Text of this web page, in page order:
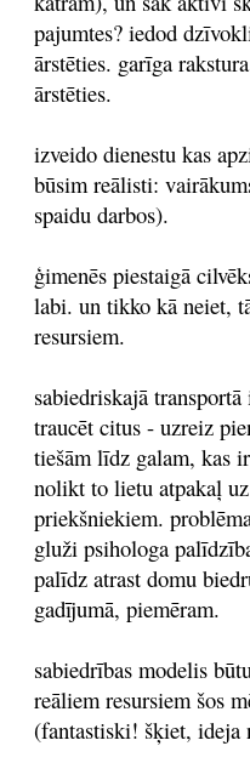
pajumtes? iedod
ārstēties. garīga
ārstēties.
izveido dienestu kas
būsim reālisti:
spaidu darbos).
ģimenēs piestaigā
labi. un tikko kā neiet,
resursiem.
sabiedriskajā
traucēt citus - uzreiz
tiešām līdz galam, kas
nolikt to lietu atpakaļ
priekšniekiem.
gluži psihologa
palīdz atrast domu
gadījumā, piemēram.
sabiedrības modelis
reāliem resursiem šos
(fantastiski! šķiet, ideja